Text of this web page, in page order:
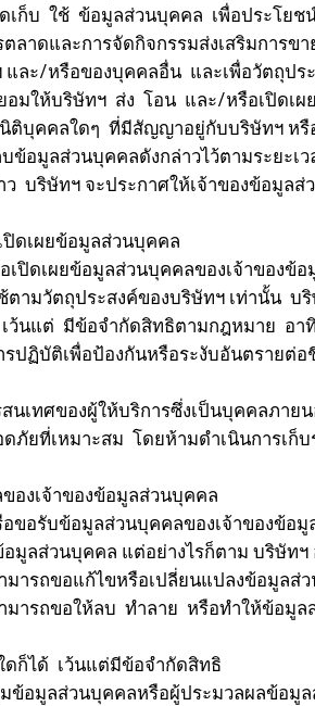
ข้อมูลส่วนบุคคล เพื่อประโยชน์ใน
ลาดและการจัดกิจกรรมส่งเสริมการ
และ/หรือของบุคคลอื่น และเพื่อวัตถุป
มให้บริษัทฯ ส่ง โอน และ/หรือเปิดเ
บุคคลใดๆ ที่มีสัญญาอยู่กับบริษัทฯ หรื
ข้อมูลส่วนบุคคลดังกล่าวไว้ตามระยะ
บริษัทฯ จะประกาศให้เจ้าของข้อมูล
ปิดเผยข้อมูลส่วนบุคคล
ยข้อมูลส่วนบุคคลของเจ้าของข้อมูล
ตามวัตถุประสงค์ของบริษัทฯ เท่านั้น
ว้นแต่ มีข้อจำกัดสิทธิตามกฎหมาย อา
ปฏิบัติเพื่อป้องกันหรือระงับอันตรายต่
นเทศของผู้ให้บริการซึ่งเป็นบุคคลภา
ภัยที่เหมาะสม โดยห้ามดำเนินการเ
องเจ้าของข้อมูลส่วนบุคคล
ขอรับข้อมูลส่วนบุคคลของเจ้าของข้
มูลส่วนบุคคล แต่อย่างไรก็ตาม บริษั
มารถขอแก้ไขหรือเปลี่ยนแปลงข้อมูล
มารถขอให้ลบ ทำลาย หรือทำให้ข้อมู
ก็ได้ เว้นแต่มีข้อจำกัดสิทธิ
ข้อมูลส่วนบุคคลหรือผู้ประมวลผลข้อมู